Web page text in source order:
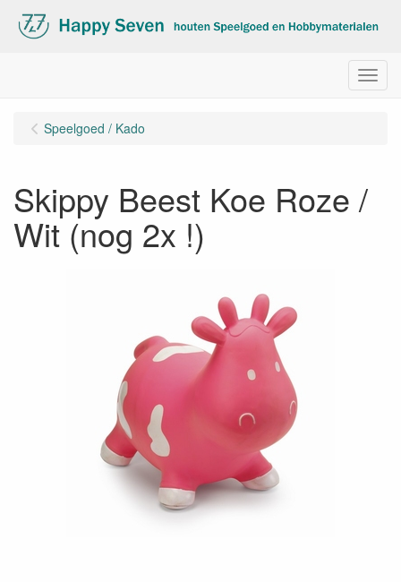
Menu
Speelgoed / Kado
Skippy Beest Koe Roze /
Wit (nog 2x !)